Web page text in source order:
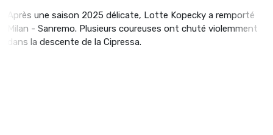
Après une saison 2025 délicate, Lotte Kopecky a remporté
Milan - Sanremo. Plusieurs coureuses ont chuté violemment
dans la descente de la Cipressa.